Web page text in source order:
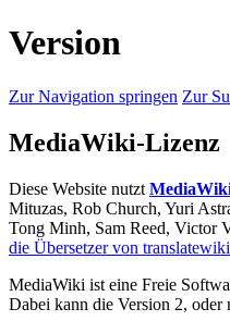
Version
Zur Navigation springen Zur
MediaWiki-Lizenz
Diese Website nutzt
Mituzas, Rob Church, Yuri
Tong Minh, Sam Reed, Victor
die Übersetzer von
MediaWiki ist eine Freie
Dabei kann die Version 2, oder